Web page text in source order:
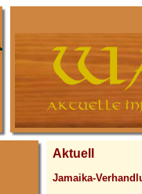
Aktuell
Jamaika-